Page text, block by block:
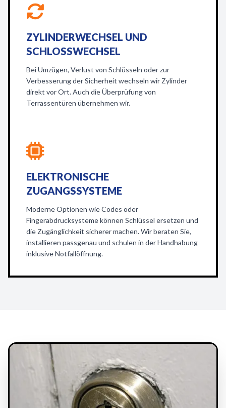
ZYLINDERWECHSEL UND
SCHLOSSWECHSEL
Bei Umzügen, Verlust von Schlüsseln oder zur
Verbesserung der Sicherheit wechseln wir Zylinder
direkt vor Ort. Auch die Überprüfung von
Terrassentüren übernehmen wir.
ELEKTRONISCHE
ZUGANGSSYSTEME
Moderne Optionen wie Codes oder
Fingerabdrucksysteme können Schlüssel ersetzen und
die Zugänglichkeit sicherer machen. Wir beraten Sie,
installieren passgenau und schulen in der Handhabung
inklusive Notfallöffnung.